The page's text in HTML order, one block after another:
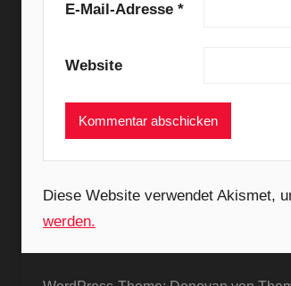
e
,
i
g
o
f
E-Mail-Adresse *
Website
Diese Website verwendet Akismet,
werden.